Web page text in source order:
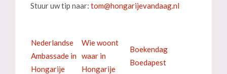
Stuur uw tip naar:
Nederlandse
Ambassade in
Hongarije
Wie woont
waar in
Hongarije
Boekendag
Boedapest